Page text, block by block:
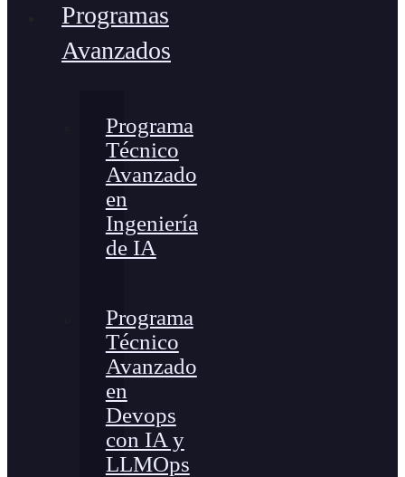
Programas
Avanzados
Programa
Técnico
Avanzado
en
Ingeniería
de IA
Programa
Técnico
Avanzado
en
Devops
con IA y
LLMOps